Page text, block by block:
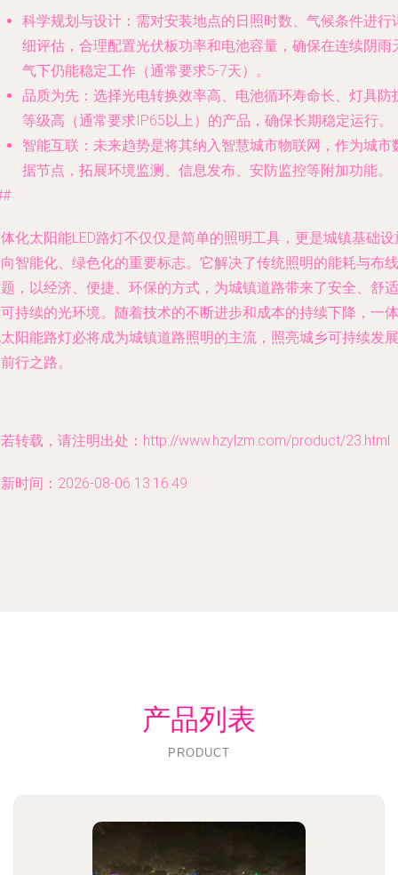
科学规划与设计 ：需对安装地点的日照时数、气候条件进行
细评估，合理配置光伏板功率和电池容量，确保在连续阴雨
气下仍能稳定工作（通常要求5-7天）。
品质为先 ：选择光电转换效率高、电池循环寿命长、灯具防
等级高（通常要求IP65以上）的产品，确保长期稳定运行。
智能互联 ：未来趋势是将其纳入智慧城市物联网，作为城市
据节点，拓展环境监测、信息发布、安防监控等附加功能。
化太阳能LED路灯不仅仅是简单的照明工具，更是城镇基础设
智能化、绿色化的重要标志。它解决了传统照明的能耗与布线
，以经济、便捷、环保的方式，为城镇道路带来了安全、舒适
持续的光环境。随着技术的不断进步和成本的持续下降，一体
阳能路灯必将成为城镇道路照明的主流，照亮城乡可持续发展
行之路。
转载，请注明出处：http://www.hzylzm.com/product/23.html
时间：2026-08-06 13:16:49
产品列表
PRODUCT